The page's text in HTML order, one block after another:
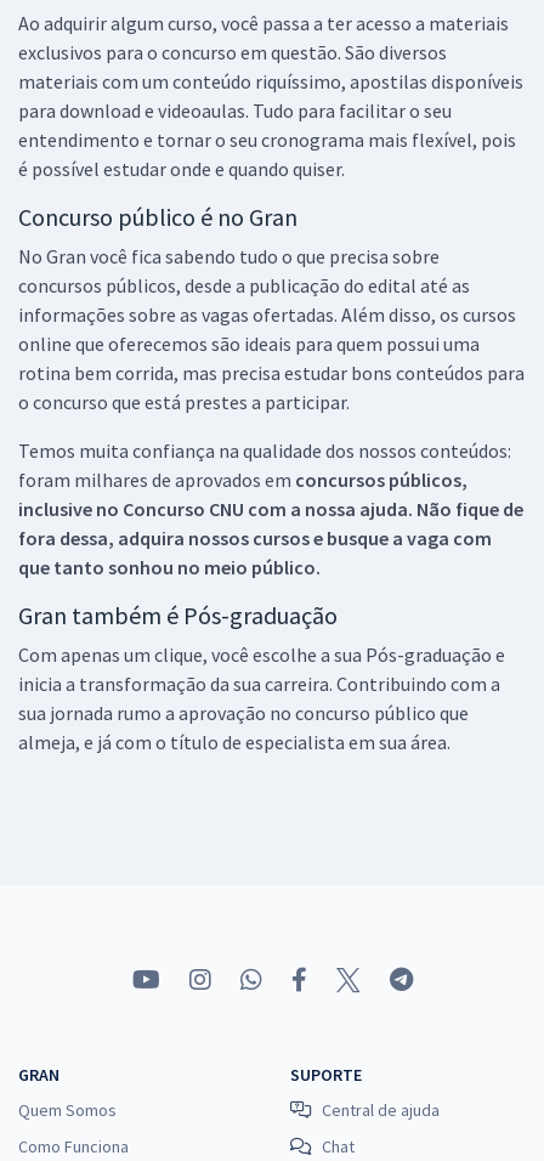
Ao adquirir algum curso, você passa a ter acesso a materiais
exclusivos para o concurso em questão. São diversos
materiais com um conteúdo riquíssimo, apostilas disponíveis
para download e videoaulas. Tudo para facilitar o seu
entendimento e tornar o seu cronograma mais flexível, pois
é possível estudar onde e quando quiser.
Concurso público é no Gran
No Gran você fica sabendo tudo o que precisa sobre
concursos públicos, desde a publicação do edital até as
informações sobre as vagas ofertadas. Além disso, os cursos
online que oferecemos são ideais para quem possui uma
rotina bem corrida, mas precisa estudar bons conteúdos para
o concurso que está prestes a participar.
Temos muita confiança na qualidade dos nossos conteúdos:
foram milhares de aprovados em concursos públicos,
inclusive no Concurso CNU com a nossa ajuda. Não fique de
fora dessa, adquira nossos cursos e busque a vaga com
que tanto sonhou no meio público.
Gran também é Pós-graduação
Com apenas um clique, você escolhe a sua Pós-graduação e
inicia a transformação da sua carreira. Contribuindo com a
sua jornada rumo a aprovação no concurso público que
almeja, e já com o título de especialista em sua área.
GRAN
Quem Somos
Como Funciona
SUPORTE
Central de ajuda
Chat